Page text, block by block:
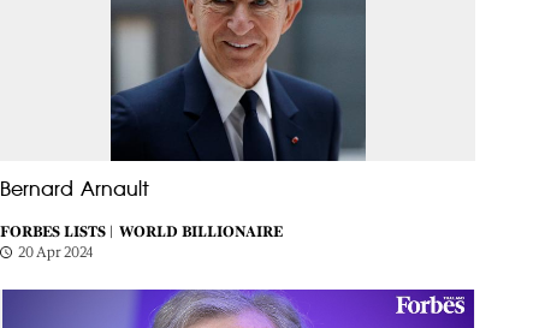
Bernard Arnault
FORBES LISTS |
WORLD BILLIONAIRE
20 Apr 2024